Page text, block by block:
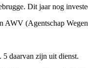
Dit jaar nog
AWV (Agentschap
5 daarvan zijn uit dienst.